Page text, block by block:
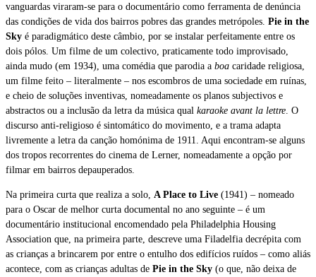
vanguardas viraram-se para o documentário como ferramenta de denúncia
das condições de vida dos bairros pobres das grandes metrópoles. Pie in the
Sky é paradigmático deste câmbio, por se instalar perfeitamente entre os
dois pólos. Um filme de um colectivo, praticamente todo improvisado,
ainda mudo (em 1934), uma comédia que parodia a boa caridade religiosa,
um filme feito – literalmente – nos escombros de uma sociedade em ruínas,
e cheio de soluções inventivas, nomeadamente os planos subjectivos e
abstractos ou a inclusão da letra da música qual karaoke avant la lettre . O
discurso anti-religioso é sintomático do movimento, e a trama adapta
livremente a letra da canção homónima de 1911. Aqui encontram-se alguns
dos tropos recorrentes do cinema de Lerner, nomeadamente a opção por
filmar em bairros depauperados.
Na primeira curta que realiza a solo, A Place to Live (1941) – nomeado
para o Oscar de melhor curta documental no ano seguinte – é um
documentário institucional encomendado pela Philadelphia Housing
Association que, na primeira parte, descreve uma Filadelfia decrépita com
as crianças a brincarem por entre o entulho dos edifícios ruídos – como aliás
acontece, com as crianças adultas de Pie in the Sky (o que, não deixa de